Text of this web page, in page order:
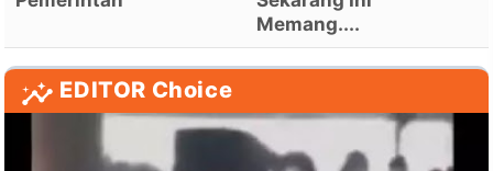
Memang....
EDITOR Choice